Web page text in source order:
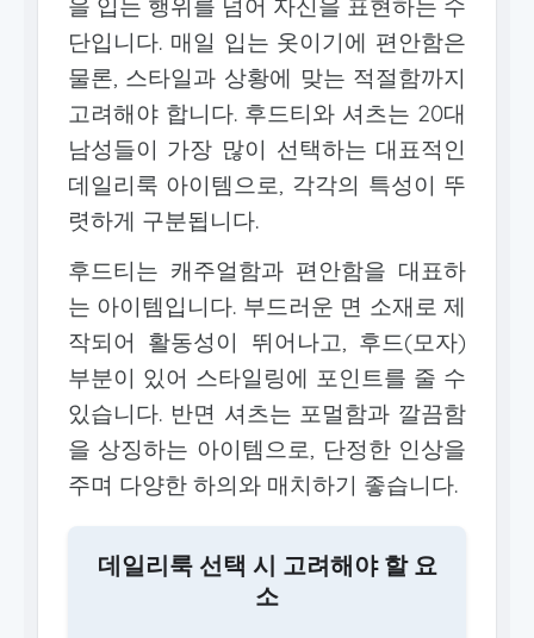
을 입는 행위를 넘어 자신을 표현하는 수
단입니다. 매일 입는 옷이기에 편안함은
물론, 스타일과 상황에 맞는 적절함까지
고려해야 합니다. 후드티와 셔츠는 20대
남성들이 가장 많이 선택하는 대표적인
데일리룩 아이템으로, 각각의 특성이 뚜
렷하게 구분됩니다.
후드티는 캐주얼함과 편안함을 대표하
는 아이템입니다. 부드러운 면 소재로 제
작되어 활동성이 뛰어나고, 후드(모자)
부분이 있어 스타일링에 포인트를 줄 수
있습니다. 반면 셔츠는 포멀함과 깔끔함
을 상징하는 아이템으로, 단정한 인상을
주며 다양한 하의와 매치하기 좋습니다.
데일리룩 선택 시 고려해야 할 요
소